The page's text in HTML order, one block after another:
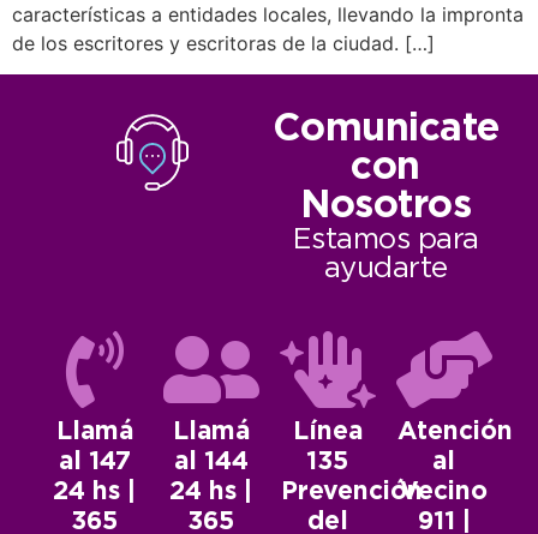
características a entidades locales, llevando la impronta
de los escritores y escritoras de la ciudad. […]
Comunicate
con
Nosotros
Estamos para
ayudarte
Llamá
al 147
24 hs |
365
Llamá
al 144
24 hs |
365
Línea
135
Prevención
del
Atención
al
Vecino
911 |